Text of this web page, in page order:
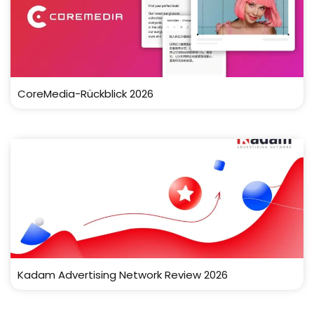
CoreMedia-Rückblick 2026
Kadam Advertising Network Review 2026